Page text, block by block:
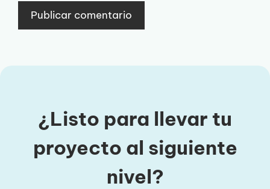
¿Listo para llevar tu
proyecto al siguiente
nivel?